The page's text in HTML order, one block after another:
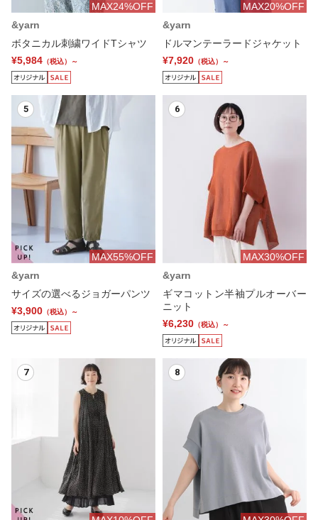
MAX24%OFF
&yarn
ボタニカル刺繍ワイドTシャツ
¥5,984 （税込）～
MAX20%OFF
&yarn
ドルマンテーラードジャケット
¥7,920 （税込）～
5
MAX55%OFF
&yarn
サイズの選べるジョガーパンツ
¥3,900 （税込）～
6
MAX30%OFF
&yarn
ギマコットン半袖プルオーバー
ニット
¥6,230 （税込）～
7 8